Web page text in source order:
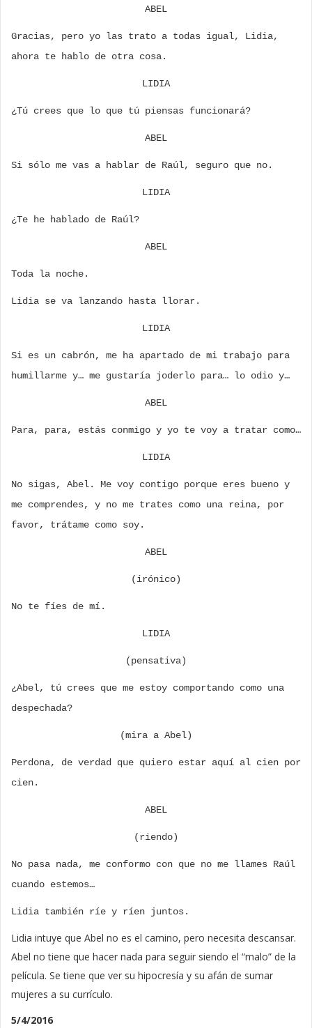
ABEL
Gracias, pero yo las trato a todas igual, Lidia,
ahora te hablo de otra cosa.
LIDIA
¿Tú crees que lo que tú piensas funcionará?
ABEL
Si sólo me vas a hablar de Raúl, seguro que no.
LIDIA
¿Te he hablado de Raúl?
ABEL
Toda la noche.
Lidia se va lanzando hasta llorar.
LIDIA
Si es un cabrón, me ha apartado de mi trabajo para
humillarme y… me gustaría joderlo para… lo odio y…
ABEL
Para, para, estás conmigo y yo te voy a tratar como…
LIDIA
No sigas, Abel. Me voy contigo porque eres bueno y
me comprendes, y no me trates como una reina, por
favor, trátame como soy.
ABEL
(irónico)
No te fíes de mí.
LIDIA
(pensativa)
¿Abel, tú crees que me estoy comportando como una
despechada?
(mira a Abel)
Perdona, de verdad que quiero estar aquí al cien por
cien.
ABEL
(riendo)
No pasa nada, me conformo con que no me llames Raúl
cuando estemos…
Lidia también ríe y ríen juntos.
Lidia intuye que Abel no es el camino, pero necesita descansar.
Abel no tiene que hacer nada para seguir siendo el “malo” de la
película. Se tiene que ver su hipocresía y su afán de sumar
mujeres a su currículo.
5/4/2016